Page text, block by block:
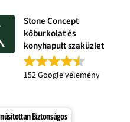
Stone Concept
kőburkolat és
konyhapult szaküzlet
152 Google vélemény
Biztonságos